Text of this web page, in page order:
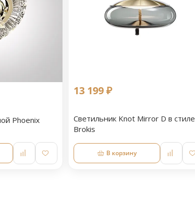
Phoenix
13 199 ₽
Светильник Knot Mirror D в стиле
Brokis
В корзину